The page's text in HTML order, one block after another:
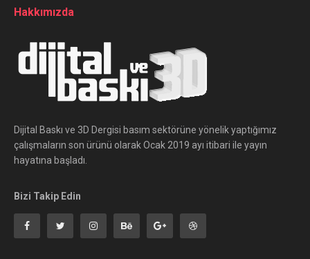
Hakkımızda
Dijital Baskı ve 3D Dergisi basım sektörüne yönelik yaptığımız
çalışmaların son ürünü olarak Ocak 2019 ayı itibari ile yayın
hayatına başladı.
Bizi Takip Edin